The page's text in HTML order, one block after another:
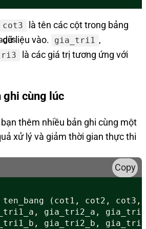
cot3
là tên các cột trong bảng
liệu vào.
gia_tri1 ,
là các giá trị tương ứng với
ghi cùng lúc
thêm nhiều bản ghi cùng một
xử lý và giảm thời gian thực thi
Copy
ten_bang ( cot1 , cot2 , cot3 ,
, gia_tri2_a ,
, gia_tri2_b ,